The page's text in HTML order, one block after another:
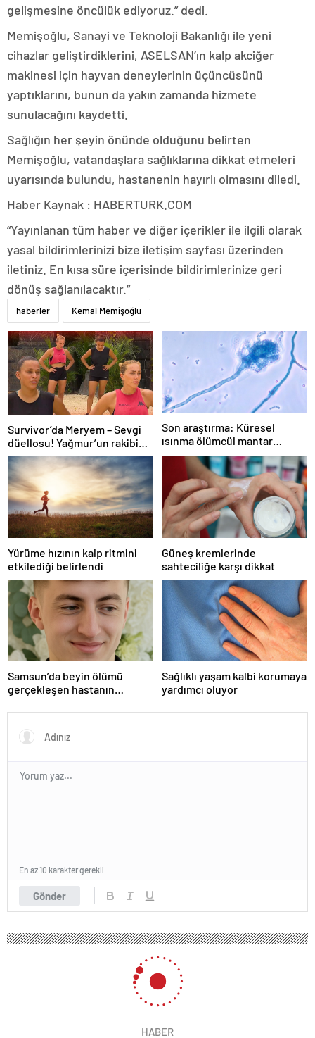
gelişmesine öncülük ediyoruz.” dedi.
Memişoğlu, Sanayi ve Teknoloji Bakanlığı ile yeni
cihazlar geliştirdiklerini, ASELSAN’ın kalp akciğer
makinesi için hayvan deneylerinin üçüncüsünü
yaptıklarını, bunun da yakın zamanda hizmete
sunulacağını kaydetti.
Sağlığın her şeyin önünde olduğunu belirten
Memişoğlu, vatandaşlara sağlıklarına dikkat etmeleri
uyarısında bulundu, hastanenin hayırlı olmasını diledi.
Haber Kaynak : HABERTURK.COM
“Yayınlanan tüm haber ve diğer içerikler ile ilgili olarak
yasal bildirimlerinizi bize iletişim sayfası üzerinden
iletiniz. En kısa süre içerisinde bildirimlerinize geri
dönüş sağlanılacaktır.”
haberler Kemal Memişoğlu
Survivor’da Meryem – Sevgi
düellosu! Yağmur’un rakibi
belli oldu
Son araştırma: Küresel
ısınma ölümcül mantar
hastalığını yayabilir
Yürüme hızının kalp ritmini
etkilediği belirlendi
Güneş kremlerinde
sahteciliğe karşı dikkat
Samsun’da beyin ölümü
gerçekleşen hastanın
Sağlıklı yaşam kalbi korumaya
yardımcı oluyor
Gönder
En az 10 karakter gerekli
HABER